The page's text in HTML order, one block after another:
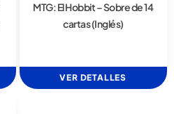
MTG: El Hobbit – Sobre de 14
cartas (Inglés)
VER DETALLES